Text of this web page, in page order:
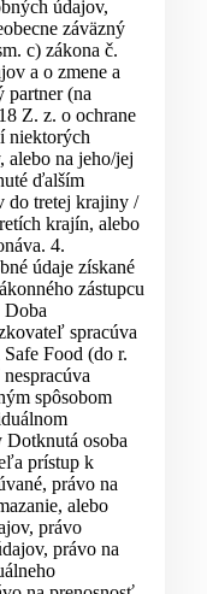
údajov,
záväzný
c) zákona č.
a o zmene a
(na
Z. z. o ochrane
niektorých
alebo na jeho/jej
ďalším
do tretej krajiny /
krajín, alebo
4.
údaje získané
zástupcu
Doba
spracúva
Food (do r.
spôsobom
Dotknutá osoba
prístup k
právo na
alebo
právo
právo na